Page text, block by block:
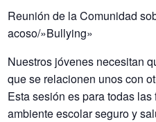
Reunión de la Comunidad
acoso/»Bullying»
Nuestros jóvenes necesitan
que se relacionen unos con
Esta sesión es para todas
ambiente escolar seguro y